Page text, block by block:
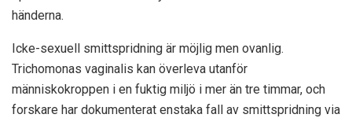
händerna.
Icke-sexuell smittspridning är möjlig men ovanlig.
Trichomonas vaginalis kan överleva utanför
människokroppen i en fuktig miljö i mer än tre timmar, och
forskare har dokumenterat enstaka fall av smittspridning via